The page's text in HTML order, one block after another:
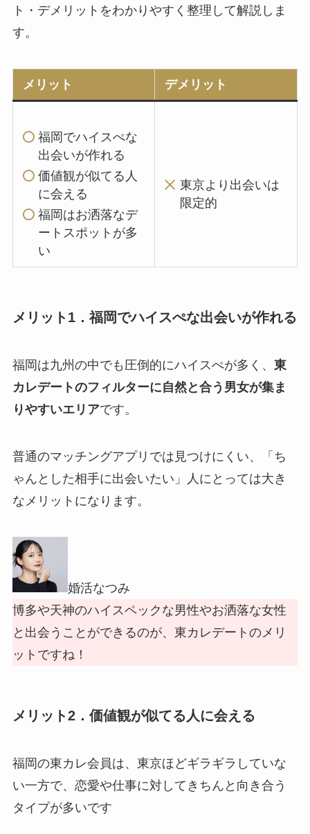
ト・デメリットをわかりやすく整理して解説しま
す。
メリット デメリット
福岡でハイスぺな
出会いが作れる
価値観が似てる人
に会える
福岡はお洒落なデ
ートスポットが多
い
東京より出会いは
限定的
メリット1．福岡でハイスぺな出会いが作れる
福岡は九州の中でも圧倒的にハイスぺが多く、 東
カレデートのフィルターに自然と合う男女が集ま
りやすいエリアです。
普通のマッチングアプリでは見つけにくい、「ち
ゃんとした相手に出会いたい」人にとっては大き
なメリットになります。
婚活なつみ
博多や天神のハイスペックな男性やお洒落な女性
と出会うことができるのが、東カレデートのメリ
ットですね！
メリット2．価値観が似てる人に会える
福岡の東カレ会員は、東京ほどギラギラしていな
い一方で、恋愛や仕事に対してきちんと向き合う
タイプが多いです